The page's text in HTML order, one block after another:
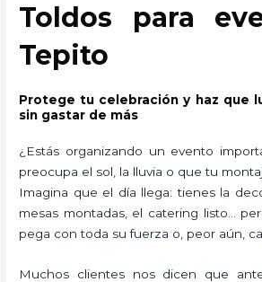
Toldos para
Tepito
Protege tu celebración y haz que
sin gastar de más
¿Estás organizando un evento
preocupa el sol, la lluvia o que tu
Imagina que el día llega: tienes la
mesas montadas, el catering listo…
pega con toda su fuerza o, peor aún,
Muchos clientes nos dicen que